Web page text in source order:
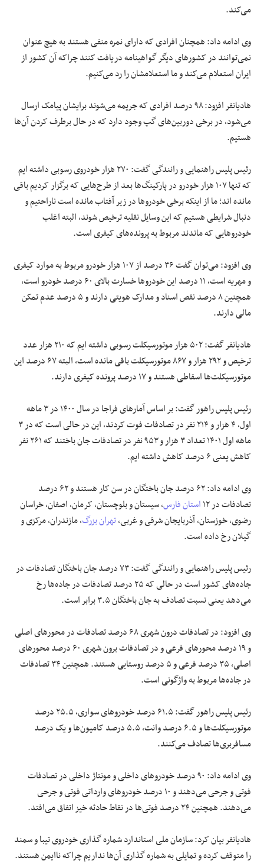
می‌کند.
وی ادامه داد: همچنان افرادی که دارای نمره منفی هستند به هیچ عنوان
نمی‌توانند در کشور‌های دیگر گواهینامه دریافت کنند چراکه آن کشور از
ایران استعلام می‌کند و ما استعلامشان را رد می‌کنیم.
هادیانفر افزود: ۹۸ درصد افرادی که جریمه می‌شوند برایشان پیامک ارسال
می‌شود، در برخی دوربین‌های گپ وجود دارد که در حال برطرف کردن آن‌ها
هستیم.
رئیس پلیس راهنمایی و رانندگی گفت: ۲۷۰ هزار خودروی رسوبی داشته ایم
که تنها ۱۰۷ هزار خودرو در پارکینگ‌ها بعد از طرح‌هایی که برگزار کردیم باقی
مانده اند؛ ما از اینکه برخی خودرو‌ها در زیر آفتاب مانده است ناراحتیم و
دنبال شرایطی هستیم که این وسایل نقلیه ترخیص شوند، البته اغلب
خودرو‌هایی که ماندند مربوط به پرونده‌های کیفری است.
وی افزود: می‌توان گفت ۳۶ درصد از ۱۰۷ هزار خودرو مربوط به موارد کیفری
و مهریه است، ۱۱ درصد این خودرو‌ها خسارت بالای ۶۰ درصد خودرو است،
همچنین ۸ درصد نقص اسناد و مدارک هویتی دارند و ۵ درصد عدم تمکن
مالی دارند.
هادیانفر گفت: ۵۰۲ هزار موتورسیکلت رسوبی داشته ایم که ۲۱۰ هزار عدد
ترخیص و ۲۹۲ هزار و ۸۶۷ موتورسیکلت باقی مانده است، البته ۶۷ درصد این
موتورسیکلت‌ها اسقاطی هستند و ۱۷ درصد پرونده کیفری دارند.
رئیس پلیس راهور گفت: بر اساس آمار‌های فراجا در سال ۱۴۰۰ در ۳ ماهه
اول، ۴ هزار و ۲۱۴ نفر در تصادفات فوت کردند، این در حالی است که در ۳
ماهه اول ۱۴۰۱ تعداد ۳ هزار و ۹۵۳ نفر در تصادفات جان باختند که ۲۶۱ نفر
کاهش یعنی ۶ درصد کاهش داشته ایم.
وی ادامه داد: ۶۲ درصد جان باختگان در سن کار هستند و ۶۲ درصد
تصادفات در ۱۲ استان فارس، سیستان و بلوچستان، کرمان، اصفان، خراسان
رضوی، خوزستان، آذربایجان شرقی و غربی،تهران بزرگ، مازندران، مرکزی و
گیلان رخ داده است.
رئیس پلیس راهنمایی و رانندگی گفت: ۷۳ درصد جان باختگان تصادفات در
جاده‌های کشور است در حالی که ۲۵ درصد تصادفات در جاده‌ها رخ
می‌دهد یعنی نسبت تصادف به جان باختگان ۳.۵ برابر است.
وی افزود: در تصادفات درون شهری ۶۸ درصد تصادفات در محور‌های اصلی
و ۱۹ درصد محور‌های فرعی و در تصادفات برون شهری ۶۰ درصد محور‌های
اصلی، ۳۵ درصد فرعی و ۵ درصد روستایی هستند. همچنین ۳۴ تصادفات
در جاده‌ها مربوط به واژگونی است.
رئیس پلیس راهور گفت: ۶۱.۵ درصد خودرو‌های سواری، ۲۵.۵ درصد
موتورسیکلت‌ها و ۶.۵ درصد وانت، ۵.۵ درصد کامیون‌ها و یک درصد
مسافربری‌ها تصادف می‌کنند.
وی ادامه داد: ۹۰ درصد خودرو‌های داخلی و مونتاژ داخلی در تصادفات
فوتی و جرحی می‌دهند و ۱۰ درصد خودرو‌های وارداتی فوتی و جرحی
می‌دهند. همچنین ۲۴ درصد فوتی‌ها در نقاط حادثه خیز اتفاق می‌افتد.
هادیانفر بیان کرد: سازمان ملی استاندارد شماره گذاری خودروی تیبا و سمند
را متوقف کرده و تمایلی به شماره گذاری آن‌ها نداریم چراکه ناایمن هستند.